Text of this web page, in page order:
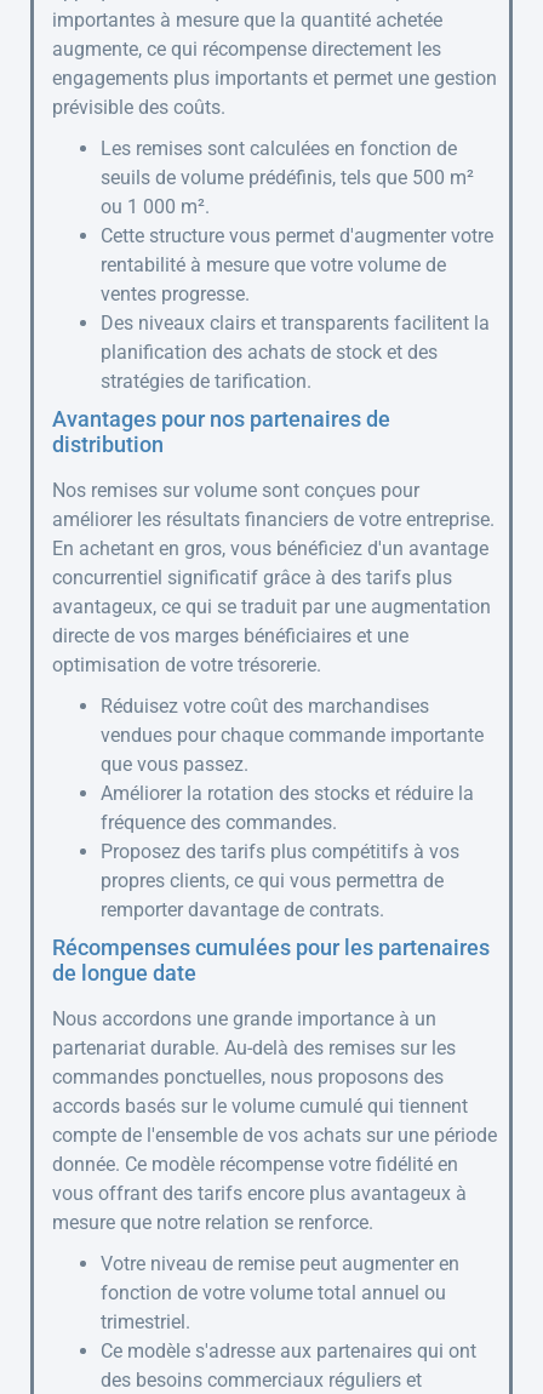
importantes à mesure que la quantité achetée
augmente, ce qui récompense directement les
engagements plus importants et permet une gestion
prévisible des coûts.
Les remises sont calculées en fonction de
seuils de volume prédéfinis, tels que 500 m²
ou 1 000 m².
Cette structure vous permet d'augmenter votre
rentabilité à mesure que votre volume de
ventes progresse.
Des niveaux clairs et transparents facilitent la
planification des achats de stock et des
stratégies de tarification.
Avantages pour nos partenaires de
distribution
Nos remises sur volume sont conçues pour
améliorer les résultats financiers de votre entreprise.
En achetant en gros, vous bénéficiez d'un avantage
concurrentiel significatif grâce à des tarifs plus
avantageux, ce qui se traduit par une augmentation
directe de vos marges bénéficiaires et une
optimisation de votre trésorerie.
Réduisez votre coût des marchandises
vendues pour chaque commande importante
que vous passez.
Améliorer la rotation des stocks et réduire la
fréquence des commandes.
Proposez des tarifs plus compétitifs à vos
propres clients, ce qui vous permettra de
remporter davantage de contrats.
Récompenses cumulées pour les partenaires
de longue date
Nous accordons une grande importance à un
partenariat durable. Au-delà des remises sur les
commandes ponctuelles, nous proposons des
accords basés sur le volume cumulé qui tiennent
compte de l'ensemble de vos achats sur une période
donnée. Ce modèle récompense votre fidélité en
vous offrant des tarifs encore plus avantageux à
mesure que notre relation se renforce.
Votre niveau de remise peut augmenter en
fonction de votre volume total annuel ou
trimestriel.
Ce modèle s'adresse aux partenaires qui ont
des besoins commerciaux réguliers et